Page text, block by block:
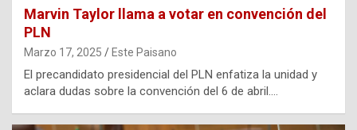
Marvin Taylor llama a votar en convención del
PLN
Marzo 17, 2025 Este Paisano
El precandidato presidencial del PLN enfatiza la unidad y
aclara dudas sobre la convención del 6 de abril.…